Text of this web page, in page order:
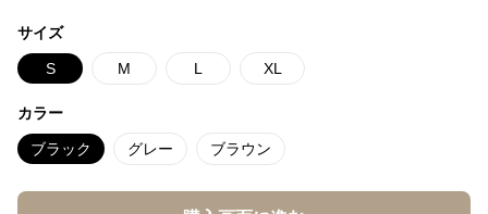
サイズ
S M L XL
カラー
ブラック グレー ブラウン